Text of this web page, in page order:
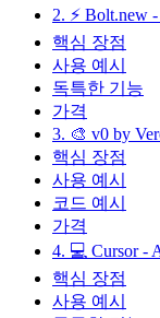
2. ⚡
핵심 장점
사용 예시
독특한 기능
가격
3. 🎨 v0 by
핵심 장점
사용 예시
코드 예시
가격
4. 💻 Cursor -
핵심 장점
사용 예시